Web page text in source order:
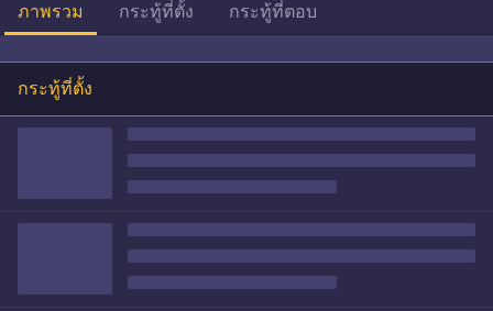
ภาพรวม กระทู้ที่ตั้ง กระทู้ที่ตอบ
กระทู้ที่ตั้ง